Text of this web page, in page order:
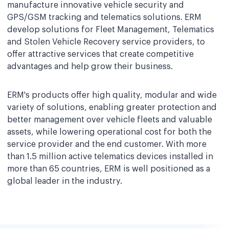
manufacture innovative vehicle security and
GPS/GSM tracking and telematics solutions. ERM
develop solutions for Fleet Management, Telematics
and Stolen Vehicle Recovery service providers, to
offer attractive services that create competitive
advantages and help grow their business.
ERM's products offer high quality, modular and wide
variety of solutions, enabling greater protection and
better management over vehicle fleets and valuable
assets, while lowering operational cost for both the
service provider and the end customer. With more
than 1.5 million active telematics devices installed in
more than 65 countries, ERM is well positioned as a
global leader in the industry.